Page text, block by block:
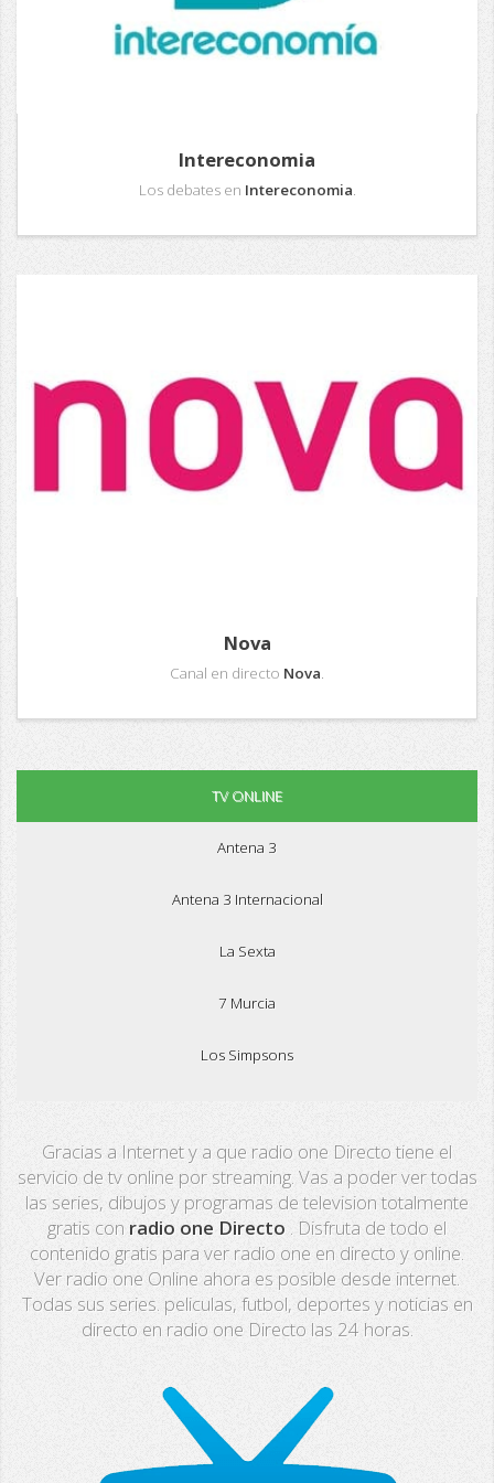
Intereconomia
Los debates en Intereconomia
Nova
Canal en directo Nova
TV ONLINE
Antena 3
Antena 3 Internacional
La Sexta
7 Murcia
Los Simpsons
PX Sports
Mega
Neox
Nova
Extremadura
Gracias a Internet y a que radio one Directo tiene el
servicio de tv online por streaming. Vas a poder ver todas
las series, dibujos y programas de television totalmente
gratis con radio one Directo
. Disfruta de todo el
contenido gratis para ver radio one en directo y online.
Ver radio one Online ahora es posible desde internet.
Todas sus series. peliculas, futbol, deportes y noticias en
directo en radio one Directo las 24 horas.